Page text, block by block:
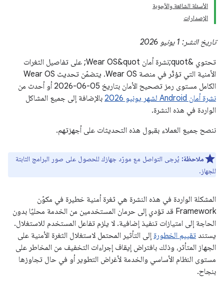
الأسئلة الشائعة والأجوبة
الإصدارات
تاريخ النشر: 1 يونيو 2026
تحتوي &quot;نشرة أمان Wear OS&quot; على تفاصيل الثغرات
الأمنية التي تؤثّر في منصة Wear OS. يتضمّن تحديث Wear OS
الكامل مستوى رمز تصحيح الأمان بتاريخ 05-06-2026 أو أحدث من
نشرة أمان Android لشهر يونيو 2026
بالإضافة إلى جميع المشاكل
الواردة في هذه النشرة.
ننصح جميع العملاء بقبول هذه التحديثات على أجهزتهم.
ملاحظة: يُرجى التواصل مع مورّد جهازك للحصول على صور البرامج الثابتة
للجهاز.
المشكلة الواردة في هذه النشرة هي ثغرة أمنية خطيرة في مكوّن
Framework قد تؤدي إلى حرمان المستخدمين من الخدمة محليًا بدون
الحاجة إلى امتيازات تنفيذ إضافية. لا يلزم تفاعل المستخدم للاستغلال.
يستند تقييم الخطورة إلى التأثير المحتمل لاستغلال الثغرة الأمنية على
الجهاز المتأثر، وذلك بافتراض إيقاف إجراءات التخفيف من المخاطر على
مستوى النظام الأساسي والخدمة لأغراض التطوير أو في حال تجاوزها
بنجاح.